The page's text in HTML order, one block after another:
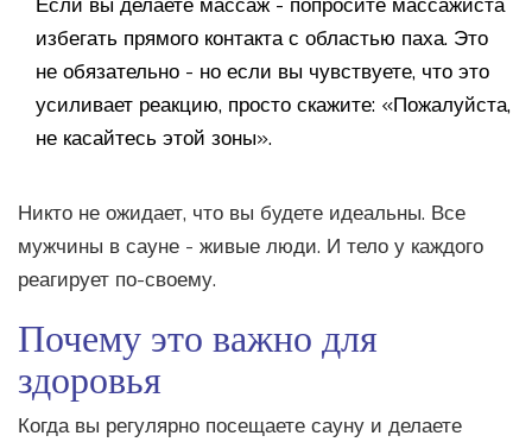
Если вы делаете массаж - попросите массажиста
избегать прямого контакта с областью паха. Это
не обязательно - но если вы чувствуете, что это
усиливает реакцию, просто скажите: «Пожалуйста,
не касайтесь этой зоны».
Никто не ожидает, что вы будете идеальны. Все
мужчины в сауне - живые люди. И тело у каждого
реагирует по-своему.
Почему это важно для
здоровья
Когда вы регулярно посещаете сауну и делаете